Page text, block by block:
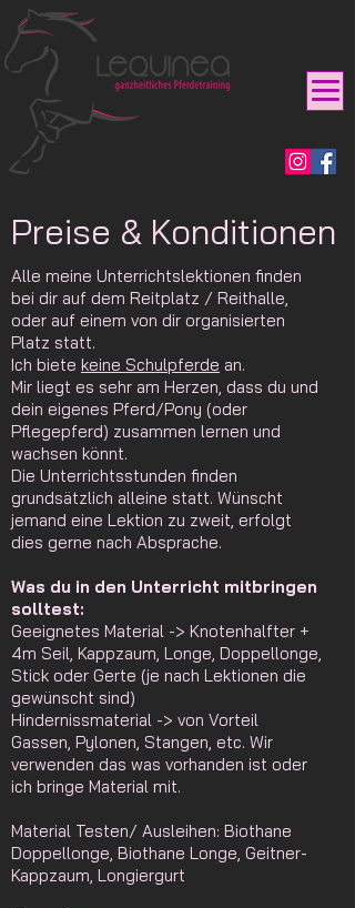
Preise & Konditionen
Alle meine Unterrichtslektionen finden
bei dir auf dem Reitplatz / Reithalle,
oder auf einem von dir organisierten
Platz statt.
Ich biete keine Schulpferde an.
Mir liegt es sehr am Herzen, dass du und
dein eigenes Pferd/Pony (oder
Pflegepferd) zusammen lernen und
wachsen könnt.
Die Unterrichtsstunden finden
grundsätzlich alleine statt. Wünscht
jemand eine Lektion zu zweit, erfolgt
dies gerne nach Absprache.
Was du in den Unterricht mitbringen
solltest:
Geeignetes Material -> Knotenhalfter +
4m Seil, Kappzaum, Longe, Doppellonge,
Stick oder Gerte (je nach Lektionen die
gewünscht sind)
Hindernissmaterial -> von Vorteil
Gassen, Pylonen, Stangen, etc. Wir
verwenden das was vorhanden ist oder
ich bringe Material mit.
Material Testen/ Ausleihen: Biothane
Doppellonge, Biothane Longe, Geitner-
Kappzaum, Longiergurt